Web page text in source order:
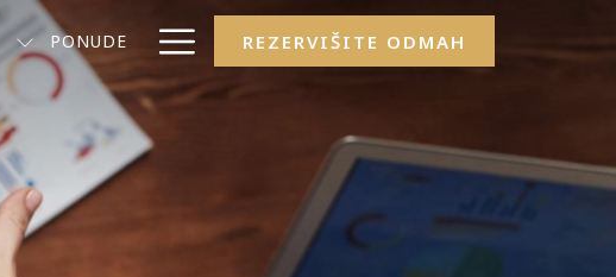
PONUDE Hamburger
MenuREZERVIŠITE ODMAH